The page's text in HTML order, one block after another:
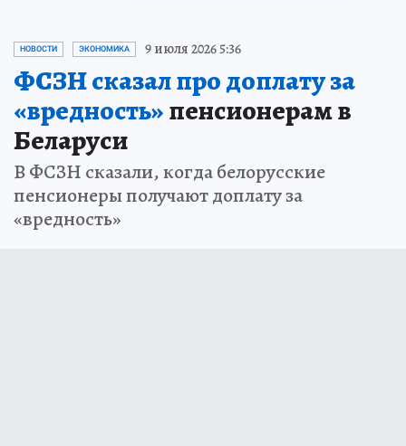
НОВОСТИ ЭКОНОМИКА 9 июля 2026 5:36
ФСЗН сказал про доплату за
«вредность»пенсионерам в
Беларуси
В ФСЗН сказали, когда белорусские
пенсионеры получают доплату за
«вредность»